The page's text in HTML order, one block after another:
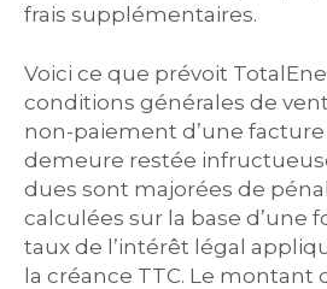
frais supplémentaires.
Voici ce que prévoit
conditions générales de
non-paiement d’une facture
demeure restée
dues sont majorées de
calculées sur la base d’une
taux de l’intérêt légal
la créance TTC. Le montant